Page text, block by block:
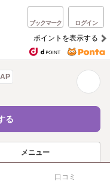
ブックマーク ログイン
ポイントを表示する
る
メニュー
口コミ